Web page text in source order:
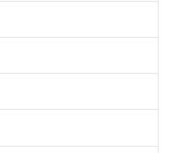
privacy